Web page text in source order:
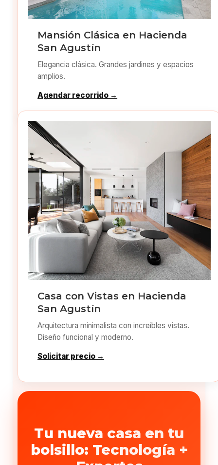
Mansión Clásica en Hacienda
San Agustín
Elegancia clásica. Grandes jardines y espacios
amplios.
Agendar recorrido →
Casa con Vistas en Hacienda
San Agustín
Arquitectura minimalista con increíbles vistas.
Diseño funcional y moderno.
Solicitar precio →
Tu nueva casa en tu
bolsillo: Tecnología +